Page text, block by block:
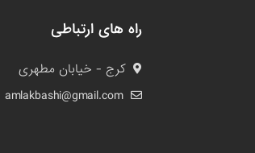
راه های ارتباطی
کرج - خیابان مطهری
amlakbashi@gmail.com